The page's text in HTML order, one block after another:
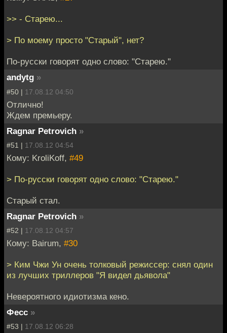
>> - Старею...
> По моему просто "Старый", нет?
По-русски говорят одно слово: "Старею."
andytg »
#50 | 17.08.12 04:50
Отлично!
Ждем премьеру.
Ragnar Petrovich »
#51 | 17.08.12 04:54
Кому: KroliKoff, #49
> По-русски говорят одно слово: "Старею."
Старый стал.
Ragnar Petrovich »
#52 | 17.08.12 04:57
Кому: Bairum, #30
> Ким Чжи Ун очень толковый режиссер: снял один
из лучших триллеров "Я видел дьявола"
Невероятного идиотизма кено.
Фесс »
#53 | 17.08.12 06:28